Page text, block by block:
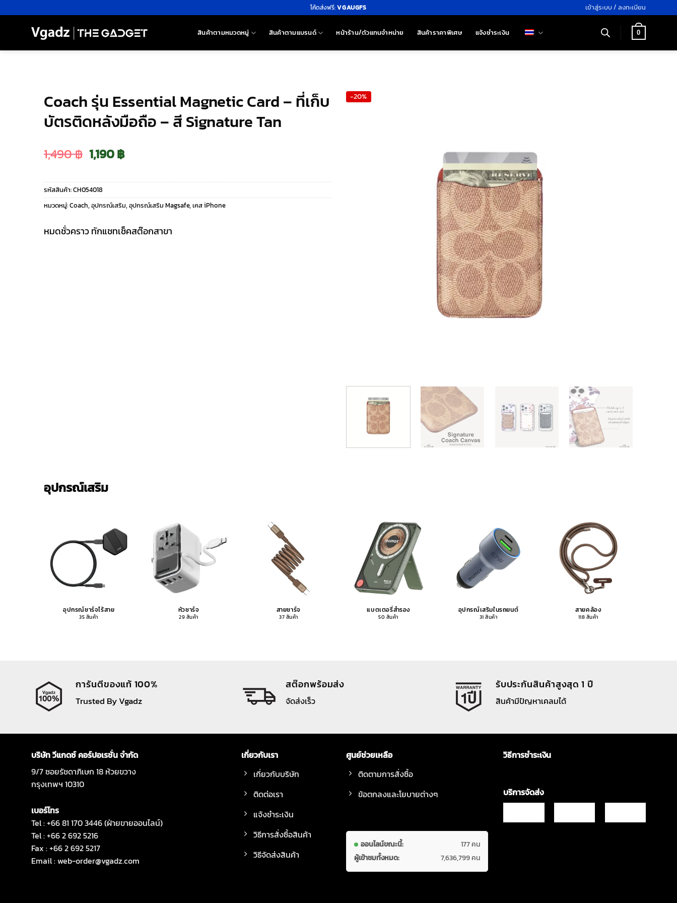
ไป
โค้ดส่งฟรี:VGAUGFS เข้าสู่ระบบ / ลงทะเบียน
สินค้าตามหมวดหมู่ สินค้าตามแบรนด์ หน้าร้าน/ตัวแทนจำหน่าย สินค้าราคาพิเศษ แจ้งชำระเงิน 0
Coach รุ่น Essential Magnetic Card – ที่เก็บ
บัตรติดหลังมือถือ – สี Signature Tan
1,490฿ Original
price
was:
1,490 ฿.
1,190฿Current
price
is:
1,190 ฿.
รหัสสินค้า:CH054018
หมวดหมู่:Coach, อุปกรณ์เสริม, อุปกรณ์เสริม Magsafe, เคส iPhone
หมดชั่วคราว ทักแชทเช็คสต๊อกสาขา
-20%
อุปกรณ์เสริม
อุปกรณ์ชาร์จไร้สาย
35 สินค้า
หัวชาร์จ
29 สินค้า
สายชาร์จ
37 สินค้า
แบตเตอรี่สำรอง
50 สินค้า
อุปกรณ์เสริมในรถยนต์
31 สินค้า
สายคล้อง
118 สินค้า
การันตีของแท้ 100%
Trusted By Vgadz
สต๊อกพร้อมส่ง
จัดส่งเร็ว
รับประกันสินค้าสูงสุด 1 ปี
สินค้ามีปัญหาเคลมได้
บริษัท วีแกดซ์ คอร์ปอเรชั่น จำกัด
9/7 ซอยรัชดาภิเษก 18 ห้วยขวาง
กรุงเทพฯ 10310
เบอร์โทร
Tel : +66 81 170 3446 (ฝ่ายขายออนไลน์)
Tel : +66 2 692 5216
Fax : +66 2 692 5217
Email :web-order@vgadz.com
เกี่ยวกับเรา
เกี่ยวกับบริษัท
ติดต่อเรา
แจ้งชำระเงิน
วิธีการสั่งซื้อสินค้า
วิธีจัดส่งสินค้า
ศูนย์ช่วยเหลือ
ติดตามการสั่งซื้อ
ข้อตกลงและโยบายต่างๆ
ออนไลน์ขณะนี้:
177 คน
ผู้เข้าชมทั้งหมด:
7,636,799 คน
วิธีการชำระเงิน
บริการจัดส่ง